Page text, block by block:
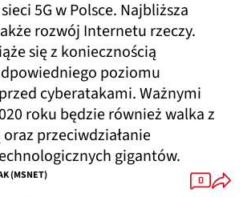
5G w Polsce. Najbliższa
rozwój Internetu rzeczy.
się z koniecznością
poziomu
cyberatakami. Ważnymi
roku będzie również walka z
przeciwdziałanie
gigantów.
(MSNET)
0